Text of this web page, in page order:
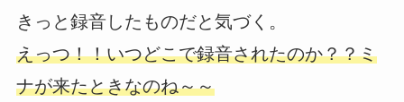
きっと録音したものだと気づく。
えっつ！！いつどこで録音されたのか？？ミ
ナが来たときなのね～～